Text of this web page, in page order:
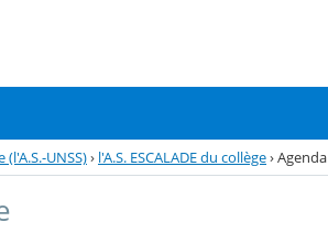
UNSS)› l'A.S. ESCALADE du collège›Agenda